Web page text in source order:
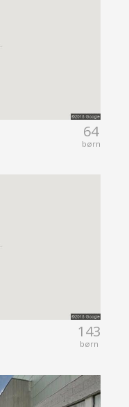
64
børn
143
børn